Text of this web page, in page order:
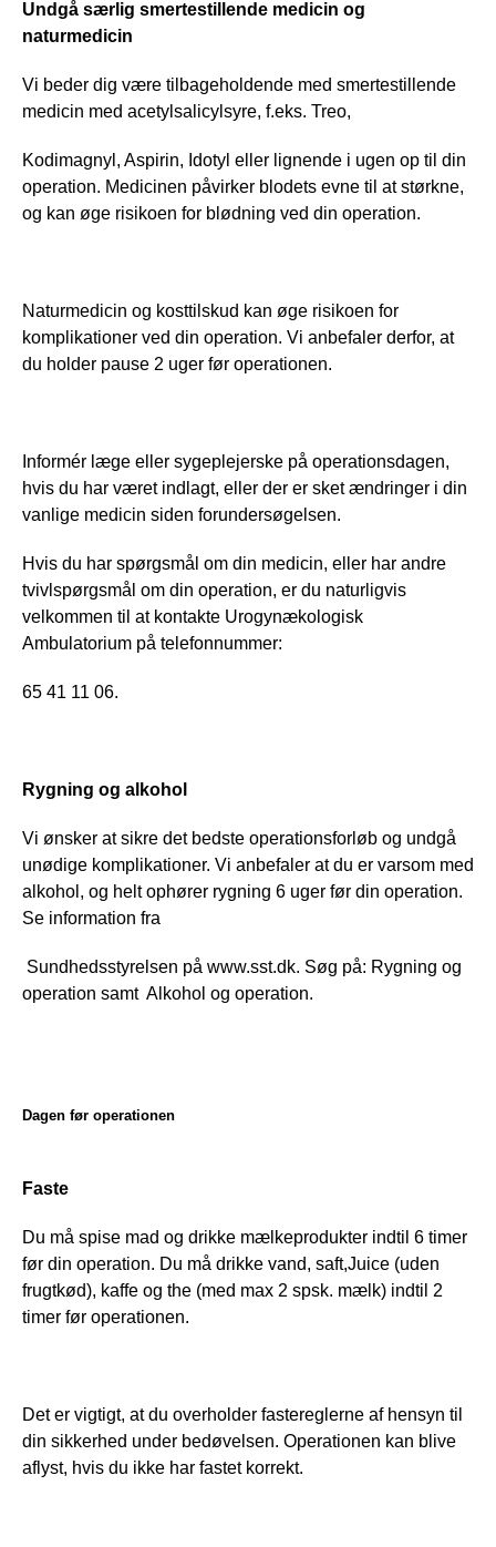
Undgå særlig smertestillende medicin og
naturmedicin
Vi beder dig være tilbageholdende med smertestillende
medicin med acetylsalicylsyre, f.eks. Treo,
Kodimagnyl, Aspirin, Idotyl eller lignende i ugen op til din
operation. Medicinen påvirker blodets evne til at størkne,
og kan øge risikoen for blødning ved din operation.
Naturmedicin og kosttilskud kan øge risikoen for
komplikationer ved din operation. Vi anbefaler derfor, at
du holder pause 2 uger før operationen.
Informér læge eller sygeplejerske på operationsdagen,
hvis du har været indlagt, eller der er sket ændringer i din
vanlige medicin siden forundersøgelsen.
Hvis du har spørgsmål om din medicin, eller har andre
tvivlspørgsmål om din operation, er du naturligvis
velkommen til at kontakte Urogynækologisk
Ambulatorium på telefonnummer:
65 41 11 06.
Rygning og alkohol
Vi ønsker at sikre det bedste operationsforløb og undgå
unødige komplikationer. Vi anbefaler at du er varsom med
alkohol, og helt ophører rygning 6 uger før din operation.
Se information fra
operation samt  Alkohol og operation.
Dagen før operationen
Faste
Du må spise mad og drikke mælkeprodukter indtil 6 timer
før din operation. Du må drikke vand, saft,Juice (uden
frugtkød), kaffe og the (med max 2 spsk. mælk) indtil 2
timer før operationen.
Det er vigtigt, at du overholder fastereglerne af hensyn til
din sikkerhed under bedøvelsen. Operationen kan blive
aflyst, hvis du ikke har fastet korrekt.